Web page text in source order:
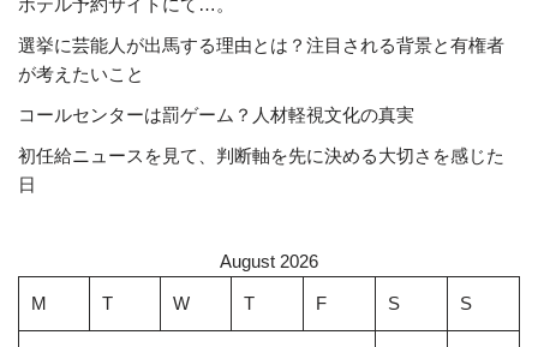
ホテル予約サイトにて…。
選挙に芸能人が出馬する理由とは？注目される背景と有権者
が考えたいこと
コールセンターは罰ゲーム？人材軽視文化の真実
初任給ニュースを見て、判断軸を先に決める大切さを感じた
日
August 2026
M T W T F S S